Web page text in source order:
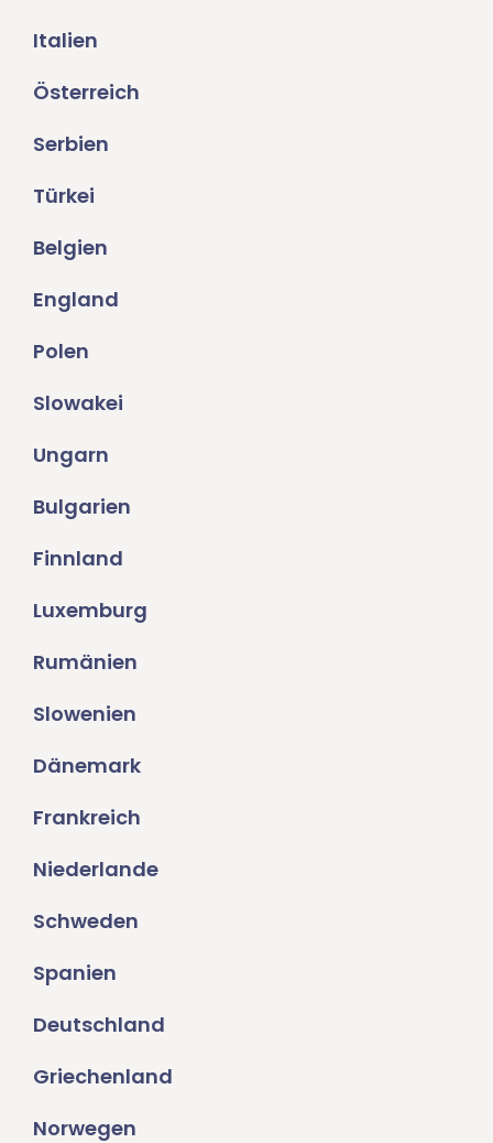
Italien
Österreich
Serbien
Türkei
Belgien
England
Polen
Slowakei
Ungarn
Bulgarien
Finnland
Luxemburg
Rumänien
Slowenien
Dänemark
Frankreich
Niederlande
Schweden
Spanien
Deutschland
Griechenland
Norwegen